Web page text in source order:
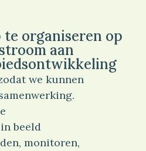
organiseren op
aan
we kunnen
beeld
monitoren,